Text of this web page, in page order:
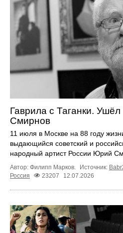
Гаврила с Таганки.
Смирнов
11 июля в Москве на 88 году
выдающийся советский и
народный артист России Юрий
Автор: Филипп Марков. Источник:
Россия
23207 12.07.2026